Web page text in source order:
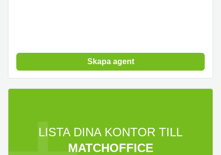
Skapa agent
LISTA DINA KONTOR TILL
MATCHOFFICE